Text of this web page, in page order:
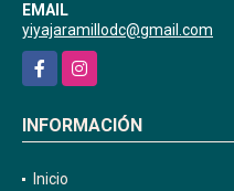
EMAIL
yiyajaramillodc@gmail.com
FacebookInstagram
INFORMACIÓN
Inicio